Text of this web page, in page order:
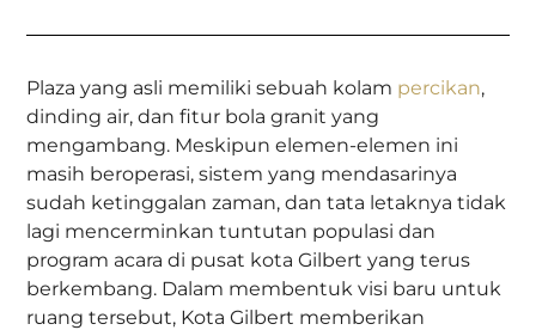
Plaza yang asli memiliki sebuah kolam percikan,
dinding air, dan fitur bola granit yang
mengambang. Meskipun elemen-elemen ini
masih beroperasi, sistem yang mendasarinya
sudah ketinggalan zaman, dan tata letaknya tidak
lagi mencerminkan tuntutan populasi dan
program acara di pusat kota Gilbert yang terus
berkembang. Dalam membentuk visi baru untuk
ruang tersebut, Kota Gilbert memberikan